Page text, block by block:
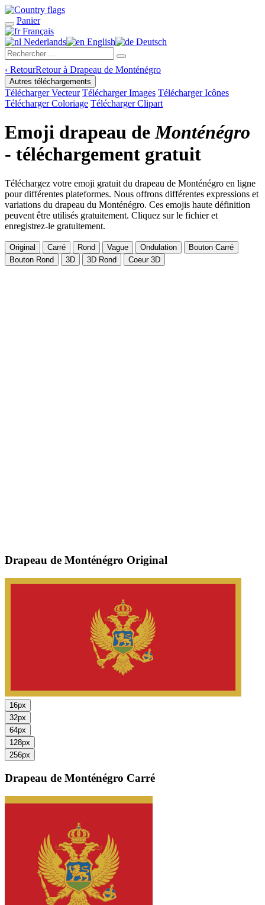
Panier
Français
Nederlands
English Deutsch
‹ RetourRetour à Drapeau de Monténégro
Autres téléchargements
Télécharger Vecteur Télécharger Images Télécharger Icônes
Télécharger Coloriage Télécharger Clipart
Emoji drapeau deMonténégro
- téléchargement gratuit
Téléchargez votre emoji gratuit du drapeau de Monténégro en ligne
pour différentes plateformes. Nous offrons différentes expressions et
variations du drapeau du Monténégro. Ces emojis haute définition
peuvent être utilisés gratuitement. Cliquez sur le fichier et
enregistrez-le gratuitement.
Original Carré Rond Vague Ondulation
Bouton Carré
Bouton Rond
3D 3D Rond Coeur 3D
Drapeau de Monténégro Original
16px
32px
64px
128px
256px
Drapeau de Monténégro Carré